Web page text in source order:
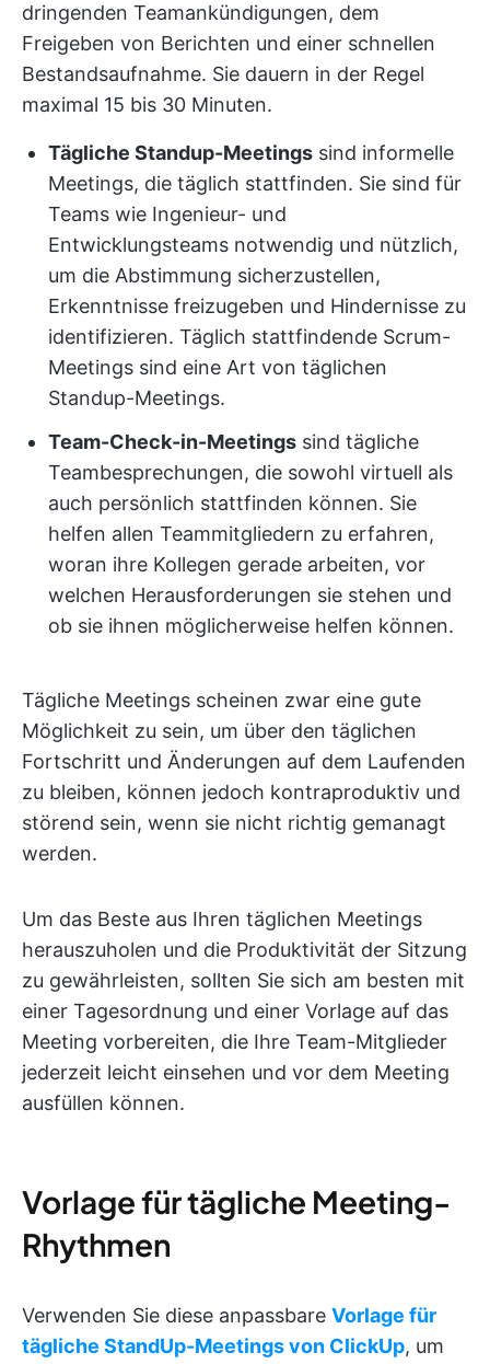
dringenden Teamankündigungen, dem
Freigeben von Berichten und einer schnellen
Bestandsaufnahme. Sie dauern in der Regel
maximal 15 bis 30 Minuten.
Tägliche Standup-Meetings sind informelle
Meetings, die täglich stattfinden. Sie sind für
Teams wie Ingenieur- und
Entwicklungsteams notwendig und nützlich,
um die Abstimmung sicherzustellen,
Erkenntnisse freizugeben und Hindernisse zu
identifizieren. Täglich stattfindende Scrum-
Meetings sind eine Art von täglichen
Standup-Meetings.
Team-Check-in-Meetings sind tägliche
Teambesprechungen, die sowohl virtuell als
auch persönlich stattfinden können. Sie
helfen allen Teammitgliedern zu erfahren,
woran ihre Kollegen gerade arbeiten, vor
welchen Herausforderungen sie stehen und
ob sie ihnen möglicherweise helfen können.
Tägliche Meetings scheinen zwar eine gute
Möglichkeit zu sein, um über den täglichen
Fortschritt und Änderungen auf dem Laufenden
zu bleiben, können jedoch kontraproduktiv und
störend sein, wenn sie nicht richtig gemanagt
werden.
Um das Beste aus Ihren täglichen Meetings
herauszuholen und die Produktivität der Sitzung
zu gewährleisten, sollten Sie sich am besten mit
einer Tagesordnung und einer Vorlage auf das
Meeting vorbereiten, die Ihre Team-Mitglieder
jederzeit leicht einsehen und vor dem Meeting
ausfüllen können.
Vorlage für tägliche Meeting-
Rhythmen
Verwenden Sie diese anpassbare Vorlage für
tägliche StandUp-Meetings von ClickUp, um